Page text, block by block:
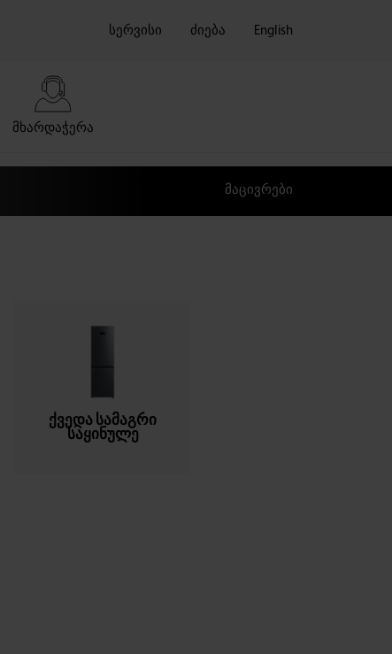
ᲛᲮᲐᲠᲓᲐᲭᲔᲠᲐ
სერვისი ძიება English
მაცივრები
ქვედა სამაგრი
საყინულე